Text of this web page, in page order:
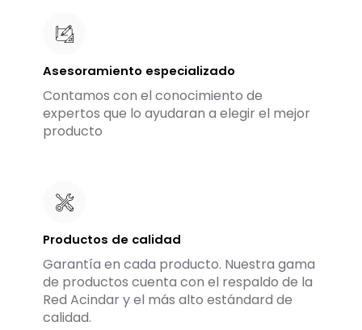
Asesoramiento especializado
Contamos con el conocimiento de
expertos que lo ayudaran a elegir el mejor
producto
Productos de calidad
Garantía en cada producto. Nuestra gama
de productos cuenta con el respaldo de la
Red Acindar y el más alto estándard de
calidad.